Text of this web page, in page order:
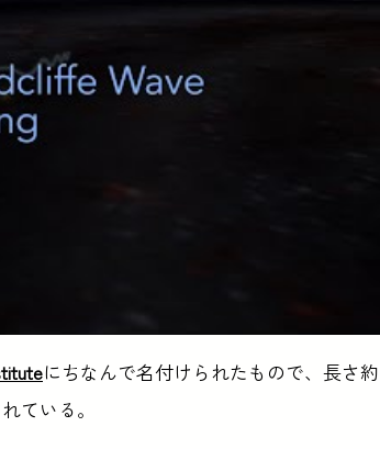
にちなんで名付けられたもので、長さ約
ている。